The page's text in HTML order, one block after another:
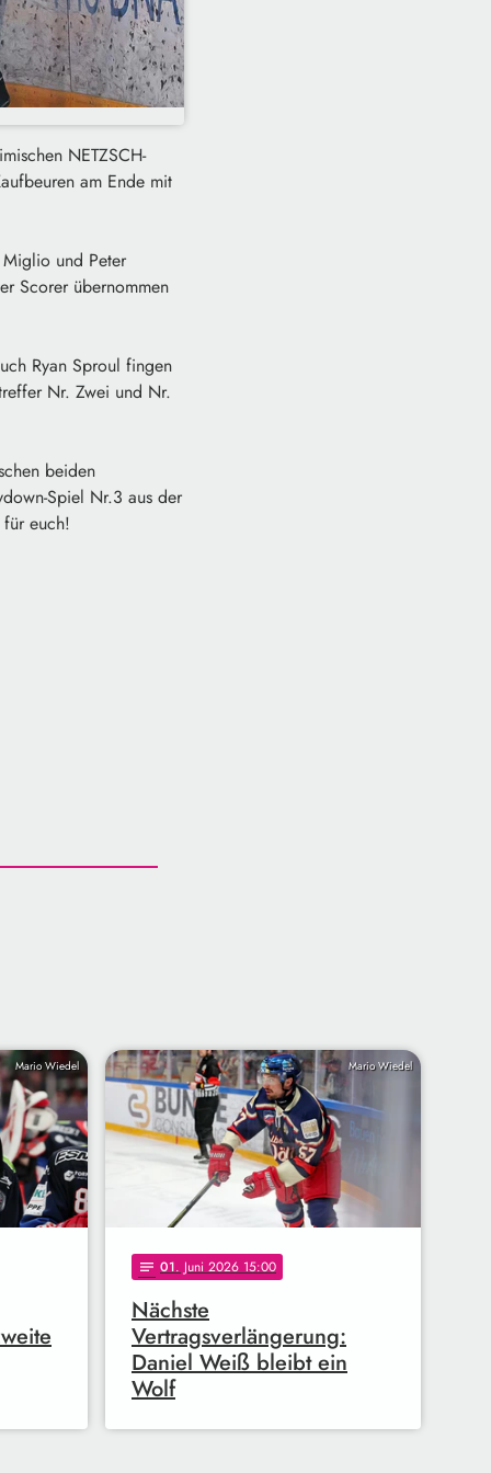
NETZSCH-
am Ende mit
und Peter
Scorer übernommen
Ryan Sproul fingen
Nr. Zwei und Nr.
beiden
Spiel Nr.3 aus der
euch!
Mario Wiedel Mario Wiedel
notes 01. Juni 2026 15:00
Nächste
Vertragsverlängerung:
Daniel Weiß bleibt ein
Wolf